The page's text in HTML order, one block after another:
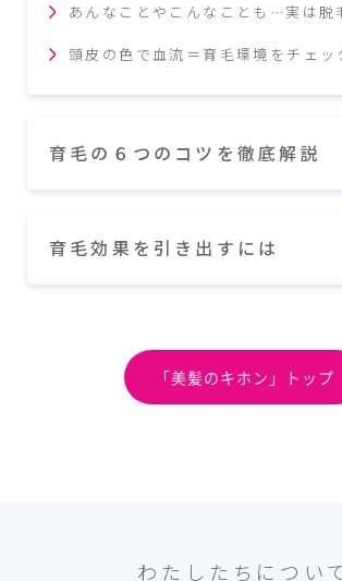
あんなことやこんなことも…実は脱
頭皮の色で血流＝育毛環境をチェッ
育毛の６つのコツを徹底解説
育毛効果を引き出すには
「美髪のキホン」トップ
わたしたちについ